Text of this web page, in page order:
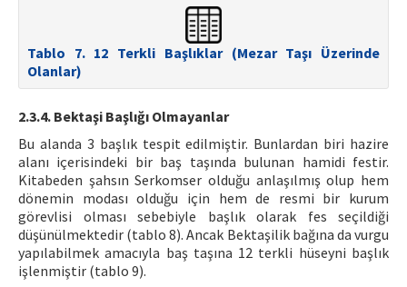
Tablo 7. 12 Terkli Başlıklar (Mezar Taşı Üzerinde
Olanlar)
2.3.4. Bektaşi Başlığı Olmayanlar
Bu alanda 3 başlık tespit edilmiştir. Bunlardan biri hazire
alanı içerisindeki bir baş taşında bulunan hamidi festir.
Kitabeden şahsın Serkomser olduğu anlaşılmış olup hem
dönemin modası olduğu için hem de resmi bir kurum
görevlisi olması sebebiyle başlık olarak fes seçildiği
düşünülmektedir (tablo 8). Ancak Bektaşilik bağına da vurgu
yapılabilmek amacıyla baş taşına 12 terkli hüseyni başlık
işlenmiştir (tablo 9).